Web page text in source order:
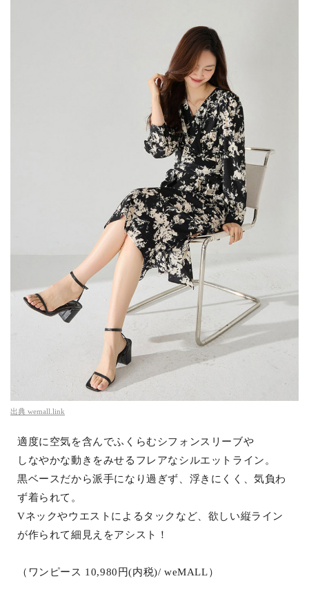
出典 wemall.link
適度に空気を含んでふくらむシフォンスリーブや
しなやかな動きをみせるフレアなシルエットライン。
黒ベースだから派手になり過ぎず、浮きにくく、気負わ
ず着られて。
Vネックやウエストによるタックなど、欲しい縦ライン
が作られて細見えをアシスト！
（ワンピース 10,980円(内税)/ weMALL）